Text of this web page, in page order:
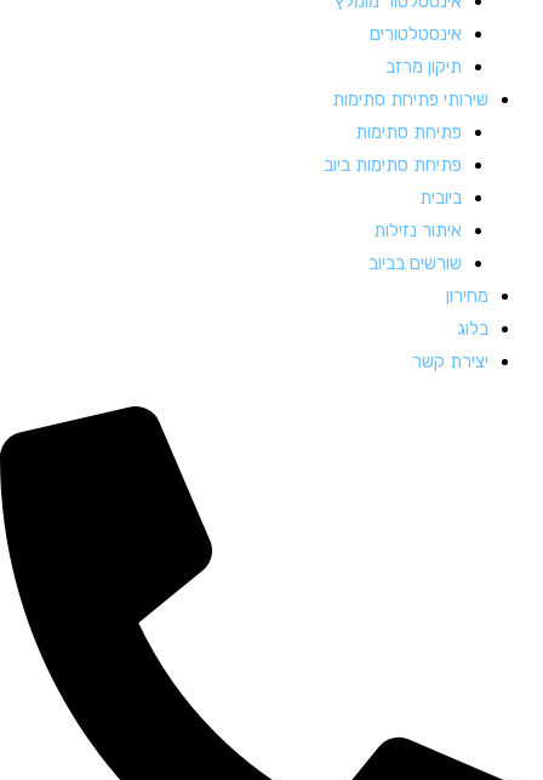
אינסטלטורים
תיקון מרזב
שירותי פתיחת סתימות
פתיחת סתימות
פתיחת סתימות ביוב
ביובית
איתור נזילות
שורשים בביוב
מחירון
בלוג
יצירת קשר